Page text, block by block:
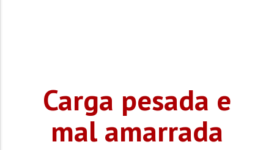
Carga pesada e
mal amarrada